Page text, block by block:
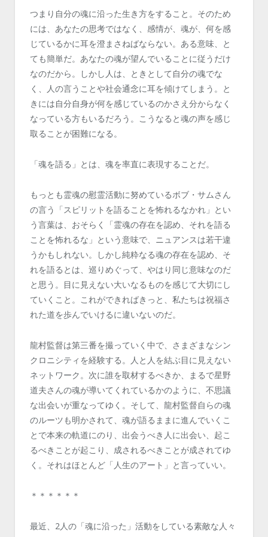
つまり自分の魂に沿った生き方をすること。そのため
には、あなたの思考ではなく、感情が、魂が、何を感
じているかに耳を澄まさねばならない。ある意味、と
ても簡単だ。あなたの魂が望んでいることに従うだけ
なのだから。しかし人は、ときとして自分の魂でな
く、人の言うことや社会通念に耳を傾けてしまう。と
きには自分自身が何を感じているのかさえ分からなく
なっている方もいるだろう。こうなると魂の声を感じ
取ることが困難になる。
「魂を語る」とは、魂を率直に表現することだ。
もっとも霊魂の慰霊活動に努めているボブ・サムさん
の言う「スピリットを語ることを怖れるなかれ」とい
う言葉は、おそらく「霊魂の存在を認め、それを語る
ことを怖れるな」という意味で、ニュアンスは若干違
うかもしれない。しかし純粋なる魂の存在を認め、そ
れを語るとは、巡りめぐって、やはり同じ意味なのだ
と思う。目に見えない大いなるものを感じて大切にし
ていくこと。これができればきっと、私たちは祝福さ
れた道を歩んでいけるに違いないのだ。
龍村監督は第三番を撮っていく中で、さまざまなシン
クロニシティを経験する。人と人を結ぶ目に見えない
ネットワーク。次に誰を取材するべきか、まるで星野
道夫さんの魂が導いてくれているかのように、不思議
な出会いが重なってゆく。そして、龍村監督自らの魂
のルーツも明かされて、魂が語るままに進んでいくこ
とで本来の軌道にのり、出会うべき人に出会い、起こ
るべきことが起こり、成されるべきことが成されてゆ
く。それはほとんど「人生のアート」と言っていい。
＊＊＊＊＊＊
最近、2人の「魂に沿った」活動をしている素敵な人々